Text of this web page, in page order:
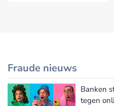
Fraude nieuws
Banken
tegen